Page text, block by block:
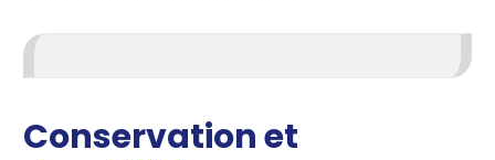
Conservation et